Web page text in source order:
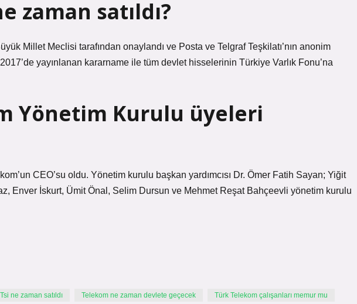
zaman satıldı?
Millet Meclisi tarafından onaylandı ve Posta ve Telgraf Teşkilatı’nın anonim
yayınlanan kararname ile tüm devlet hisselerinin Türkiye Varlık Fonu’na
Yönetim Kurulu üyeleri
CEO’su oldu. Yönetim kurulu başkan yardımcısı Dr. Ömer Fatih Sayan; Yiğit
Enver İskurt, Ümit Önal, Selim Dursun ve Mehmet Reşat Bahçeevli yönetim kurulu
ne zaman satıldı Telekom ne zaman devlete geçecek Türk Telekom çalışanları memur mu